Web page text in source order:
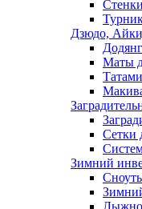
Дзюдо,
Маты
Сетки
Зимний